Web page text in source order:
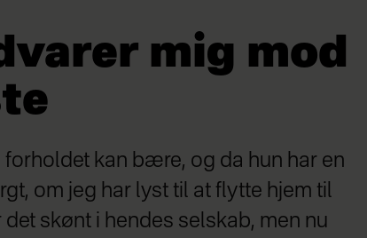
mig mod
kan bære, og da hun har en
om jeg har lyst til at flytte hjem til
skønt i hendes selskab, men nu